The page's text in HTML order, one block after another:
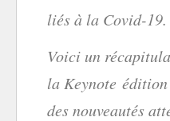
liés à la Covid-19.
Voici un
la Keynote édition
des nouveautés